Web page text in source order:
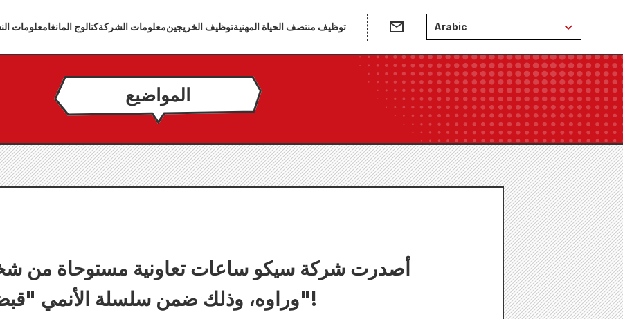
معلوماتكتالوج المانغامعلومات الشركةتوظيف الخريجينتوظيف منتصف الحياة المهنية Arabic
المواضيع
أصدرت شركة سيكو ساعات تعاونية مستوحاة من
وراوه، وذلك ضمن سلسلة الأنمي "قبضة نجم الشمال"!